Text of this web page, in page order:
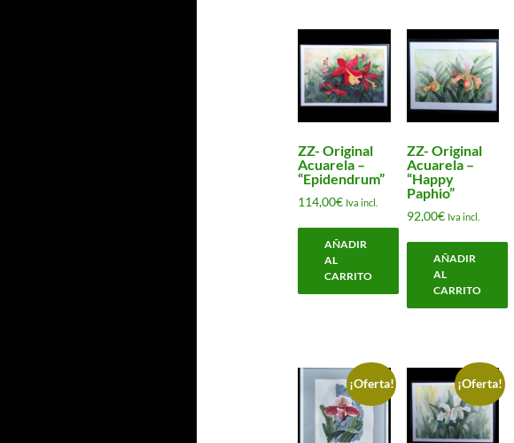
ZZ- Original
Acuarela –
“Epidendrum”
114,00€ Iva incl.
AÑADIR
AL
CARRITO
ZZ- Original
Acuarela –
“Happy
Paphio”
92,00€ Iva incl.
AÑADIR
AL
CARRITO
¡Oferta! ¡Oferta!